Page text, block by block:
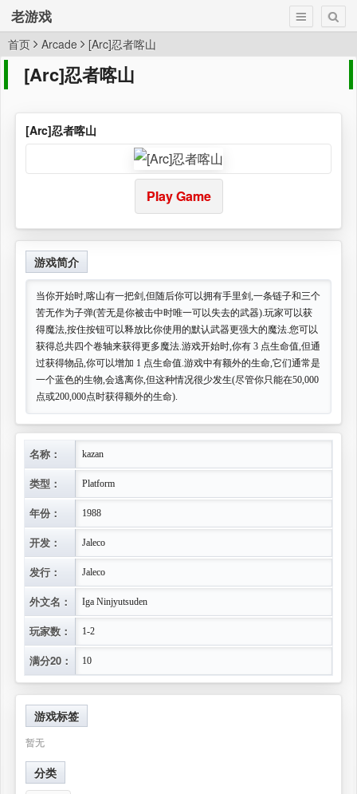
老游戏
首页 Arcade [Arc]忍者喀山
[Arc]忍者喀山
[Arc]忍者喀山
Play Game
游戏简介
当你开始时,喀山有一把剑,但随后你可以拥有手里剑,一条链子和三个
苦无作为子弹(苦无是你被击中时唯一可以失去的武器).玩家可以获
得魔法,按住按钮可以释放比你使用的默认武器更强大的魔法.您可以
获得总共四个卷轴来获得更多魔法.游戏开始时,你有 3 点生命值,但通
过获得物品,你可以增加 1 点生命值.游戏中有额外的生命,它们通常是
一个蓝色的生物,会逃离你,但这种情况很少发生(尽管你只能在50,000
点或200,000点时获得额外的生命).
名称： kazan
类型： Platform
年份： 1988
开发： Jaleco
发行： Jaleco
外文名： Iga Ninjyutsuden
玩家数： 1-2
满分20： 10
游戏标签
暂无
分类